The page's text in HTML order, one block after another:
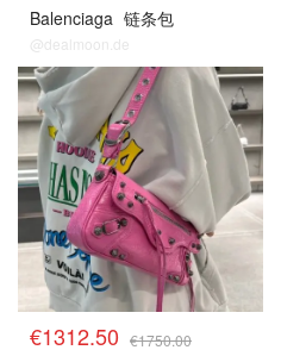
Balenciaga 链条包
@dealmoon.de
€1312.50 €1750.00